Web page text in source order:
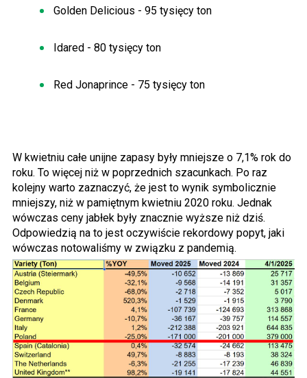
Golden Delicious - 95 tysięcy ton
Idared - 80 tysięcy ton
Red Jonaprince - 75 tysięcy ton
W kwietniu całe unijne zapasy były mniejsze o 7,1% rok do
roku. To więcej niż w poprzednich szacunkach. Po raz
kolejny warto zaznaczyć, że jest to wynik symbolicznie
mniejszy, niż w pamiętnym kwietniu 2020 roku. Jednak
wówczas ceny jabłek były znacznie wyższe niż dziś.
Odpowiedzią na to jest oczywiście rekordowy popyt, jaki
wówczas notowaliśmy w związku z pandemią.